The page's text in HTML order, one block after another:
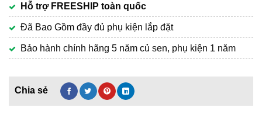
Hỗ trợ FREESHIP toàn quốc
Đã Bao Gồm đầy đủ phụ kiện lắp đặt
Bảo hành chính hãng 5 năm củ sen, phụ kiện 1 năm